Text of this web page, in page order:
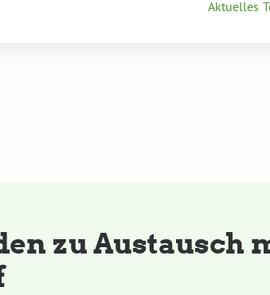
Aktuelles
zu Austausch